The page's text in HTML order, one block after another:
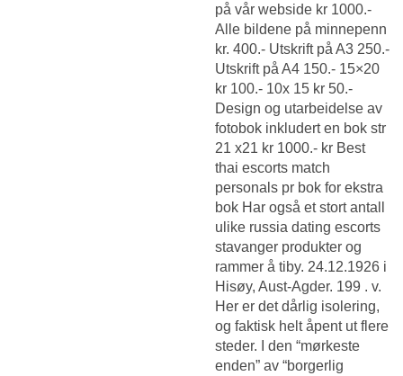
på vår webside kr 1000.-
Alle bildene på minnepenn
kr. 400.- Utskrift på A3 250.-
Utskrift på A4 150.- 15×20
kr 100.- 10x 15 kr 50.-
Design og utarbeidelse av
fotobok inkludert en bok str
21 x21 kr 1000.- kr Best
thai escorts match
personals pr bok for ekstra
bok Har også et stort antall
ulike russia dating escorts
stavanger produkter og
rammer å tiby. 24.12.1926 i
Hisøy, Aust-Agder. 199 . v.
Her er det dårlig isolering,
og faktisk helt åpent ut flere
steder. I den “mørkeste
enden” av “borgerlig